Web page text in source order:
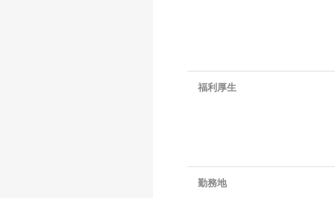
福利厚生
勤務地